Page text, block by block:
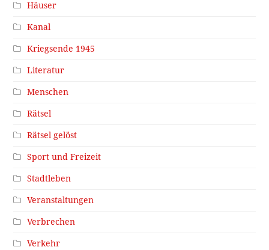
Häuser
Kanal
Kriegsende 1945
Literatur
Menschen
Rätsel
Rätsel gelöst
Sport und Freizeit
Stadtleben
Veranstaltungen
Verbrechen
Verkehr